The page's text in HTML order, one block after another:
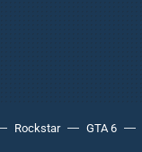
Rockstar GTA 6